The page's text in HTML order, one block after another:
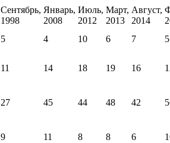
Сентябрь,
1998
Январь,
2008
Июль,
2012
Март,
2013
Август,
2014
5 4 10 6 7
5
11 14 18 19 16
27 45 44 48 42
9 11 8 8 6